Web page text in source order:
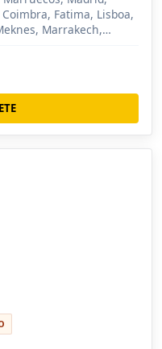
Fatima, Lisboa,
Marrakech,